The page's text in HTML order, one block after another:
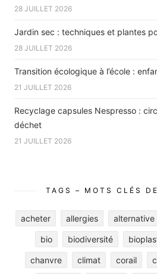
28 JUILLET 2026
Jardin sec : techniques et plantes
28 JUILLET 2026
Transition écologique à l’école :
21 JUILLET 2026
Recyclage capsules Nespresso :
déchet
21 JUILLET 2026
TAGS – MOTS CLÉS
acheter allergies alternative
bio biodiversité
chanvre climat corail